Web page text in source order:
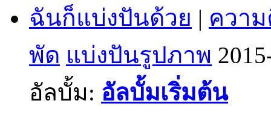
ฉันก็แบ่งปันด้วย | ควา
พัด แบ่งปันรูปภาพ
อัลบั้ม: อัลบั้มเริ่มต้น